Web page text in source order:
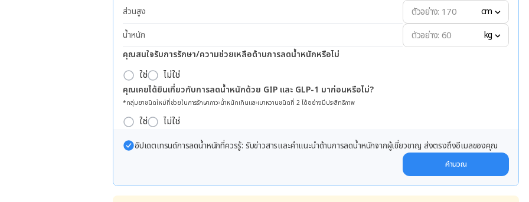
ส่วนสูง
cm
น้ำหนัก
kg
คุณสนใจรับการรักษา/ความช่วยเหลือด้านการลดน้ำหนักหรือไม่
ใช่ ไม่ใช่
คุณเคยได้ยินเกี่ยวกับการลดน้ำหนักด้วย GIP และ GLP-1 มาก่อนหรือไม่?
*กลุ่มยาชนิดใหม่ที่ช่วยในการรักษาภาวะน้ำหนักเกินและเบาหวานชนิดที่ 2 ได้อย่างมีประสิทธิภาพ
ใช่ ไม่ใช่
อัปเดตเทรนด์การลดน้ำหนักที่ควรรู้: รับข่าวสารและคำแนะนำด้านการลดน้ำหนักจากผู้เชี่ยวชาญ ส่งตรงถึงอีเมลของคุณ
คำนวณ